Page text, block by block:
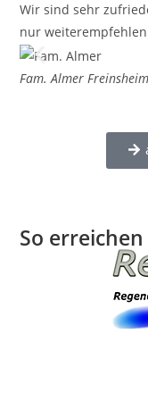
Wir sind sehr
nur
Fam. Almer
So erreichen